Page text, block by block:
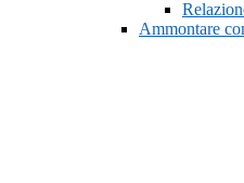
Ammontare